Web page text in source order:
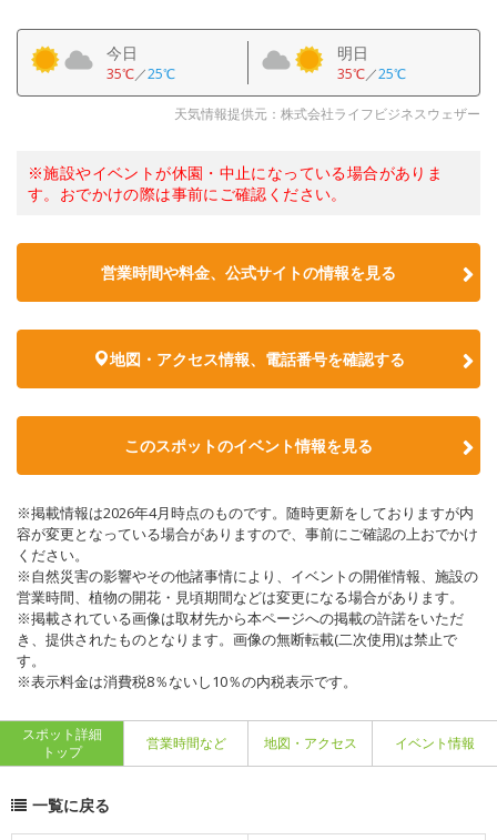
今日
35℃／25℃
明日
35℃／25℃
天気情報提供元：株式会社ライフビジネスウェザー
※施設やイベントが休園・中止になっている場合がありま
す。おでかけの際は事前にご確認ください。
営業時間や料金、公式サイトの情報を見る
地図・アクセス情報、電話番号を確認する
このスポットのイベント情報を見る
※掲載情報は2026年4月時点のものです。随時更新をしておりますが内
容が変更となっている場合がありますので、事前にご確認の上おでかけ
ください。
※自然災害の影響やその他諸事情により、イベントの開催情報、施設の
営業時間、植物の開花・見頃期間などは変更になる場合があります。
※掲載されている画像は取材先から本ページへの掲載の許諾をいただ
き、提供されたものとなります。画像の無断転載(二次使用)は禁止で
す。
※表示料金は消費税8％ないし10％の内税表示です。
スポット詳細
トップ
営業時間など 地図・アクセス イベント情報
一覧に戻る